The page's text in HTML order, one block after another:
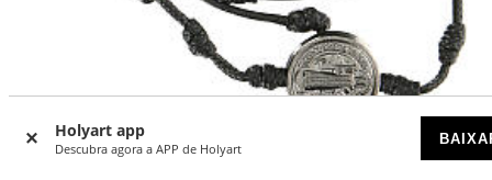
Holyart app
Descubra agora a APP de Holyart